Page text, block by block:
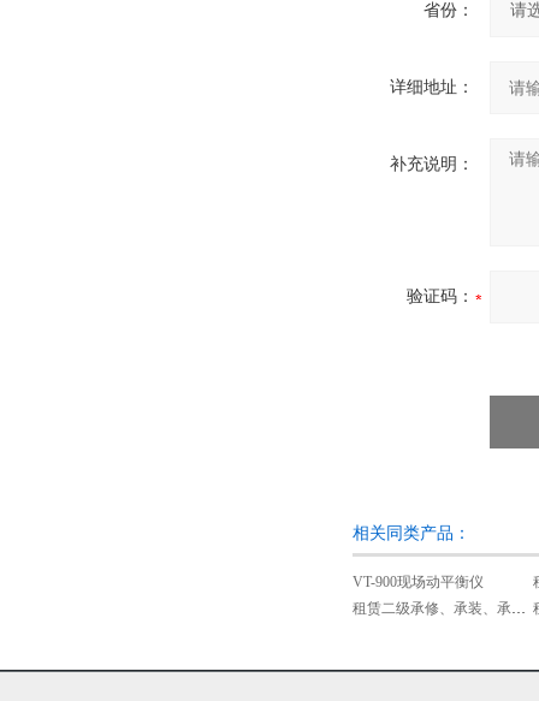
省份：
详细地址：
补充说明：
验证码：
相关同类产品：
VT-900现场动平衡仪
租赁二级承修、承装、承试类资质试验设备